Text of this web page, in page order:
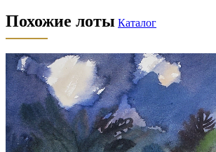
Похожие лоты Каталог